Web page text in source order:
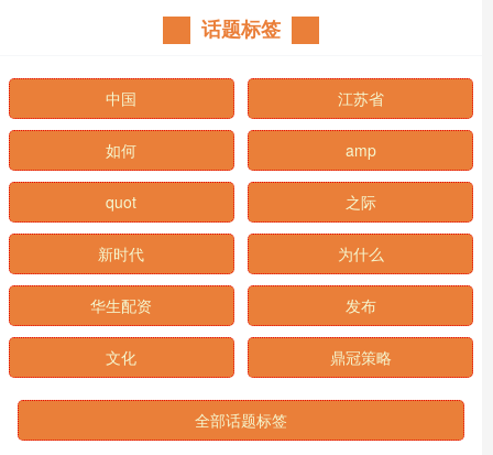
话题标签
中国 江苏省
如何 amp
quot 之际
新时代 为什么
华生配资 发布
文化 鼎冠策略
全部话题标签